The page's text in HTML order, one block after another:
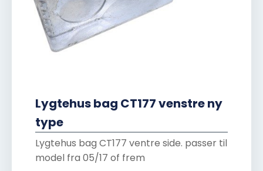
Lygtehus bag CT177 venstre ny
type
Lygtehus bag CT177 ventre side. passer til
model fra 05/17 of frem